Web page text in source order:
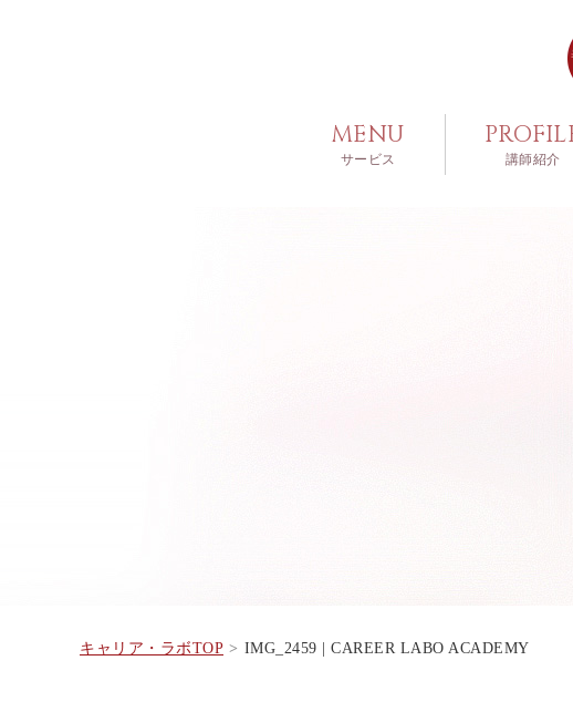
MENU
サービス 講師紹介
キャリア・ラボTOP IMG_2459 | CAREER LABO ACADEMY